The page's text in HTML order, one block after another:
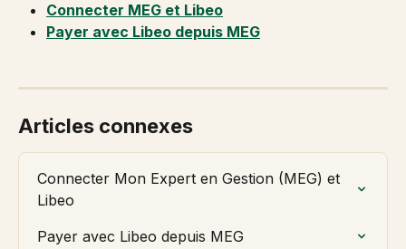
Connecter MEG et Libeo
Payer avec Libeo depuis MEG
Articles connexes
Connecter Mon Expert en Gestion (MEG) et
Libeo
Payer avec Libeo depuis MEG